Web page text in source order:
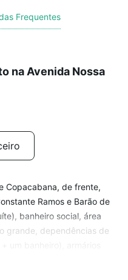
Frequentes
na Avenida Nossa
Copacabana, de frente,
Ramos e Barão de
banheiro social, área
grande, dependências de
hall privativo, porteiro
sempre vaga para